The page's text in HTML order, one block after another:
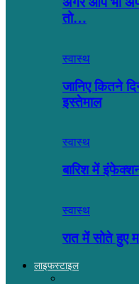
तो…
स्वास्थ
जानिए कितने
इस्तेमाल
स्वास्थ
बारिश में
स्वास्थ
रात में सोते हुए
लाइफस्टाइल